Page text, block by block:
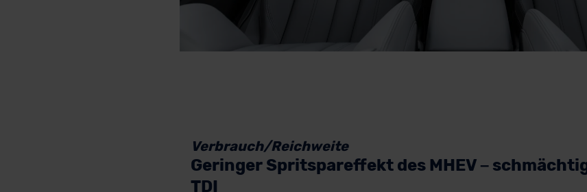
Verbrauch/Reichweite
Geringer Spritspareffekt des MHEV –
TDI